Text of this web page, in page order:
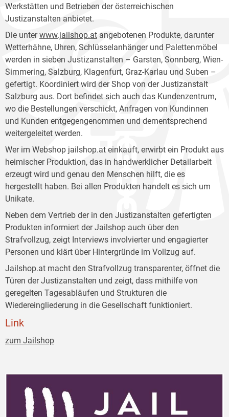
Werkstätten und Betrieben der österreichischen
Justizanstalten anbietet.
Die unterwww.jailshop.at angebotenen Produkte, darunter
Wetterhähne, Uhren, Schlüsselanhänger und Palettenmöbel
werden in sieben Justizanstalten – Garsten, Sonnberg, Wien-
Simmering, Salzburg, Klagenfurt, Graz-Karlau und Suben –
gefertigt. Koordiniert wird der Shop von der Justizanstalt
Salzburg aus. Dort befindet sich auch das Kundenzentrum,
wo die Bestellungen verschickt, Anfragen von Kundinnen
und Kunden entgegengenommen und dementsprechend
weitergeleitet werden.
Wer im Webshop jailshop.at einkauft, erwirbt ein Produkt aus
heimischer Produktion, das in handwerklicher Detailarbeit
erzeugt wird und genau den Menschen hilft, die es
hergestellt haben. Bei allen Produkten handelt es sich um
Unikate.
Neben dem Vertrieb der in den Justizanstalten gefertigten
Produkten informiert der Jailshop auch über den
Strafvollzug, zeigt Interviews involvierter und engagierter
Personen und klärt über Hintergründe im Vollzug auf.
Jailshop.at macht den Strafvollzug transparenter, öffnet die
Türen der Justizanstalten und zeigt, dass mithilfe von
geregelten Tagesabläufen und Strukturen die
Wiedereingliederung in die Gesellschaft funktioniert.
Link
zum Jailshop